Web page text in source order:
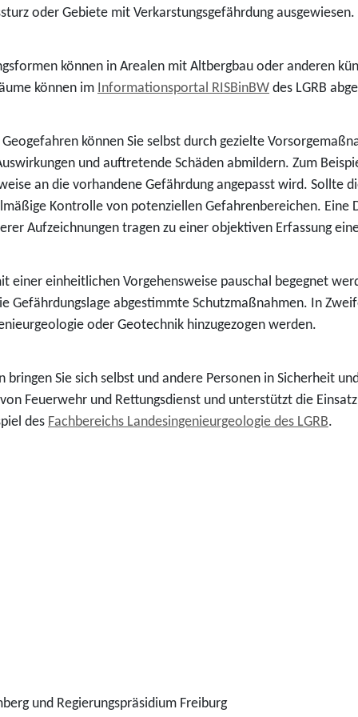
oder Gebiete mit Verkarstungsgefährdung ausgewiesen.
können in Arealen mit Altbergbau oder anderen
können im Informationsportal RISBinBW des LGRB
können Sie selbst durch gezielte
und auftretende Schäden abmildern. Zum
an die vorhandene Gefährdung angepasst wird. Sollte
Kontrolle von potenziellen Gefahrenbereichen. Eine
Aufzeichnungen tragen zu einer objektiven Erfassung
einer einheitlichen Vorgehensweise pauschal begegnet
Gefährdungslage abgestimmte Schutzmaßnahmen. In
oder Geotechnik hinzugezogen werden.
Sie sich selbst und andere Personen in Sicherheit
Feuerwehr und Rettungsdienst und unterstützt die
des Fachbereichs Landesingenieurgeologie des LGRB.
und Regierungspräsidium Freiburg